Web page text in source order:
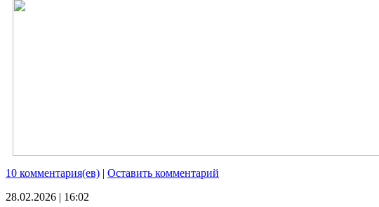
10 комментария(ев) | Оставить комментарий
28.02.2026 | 16:02